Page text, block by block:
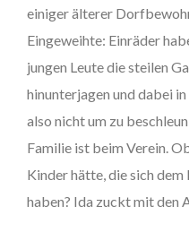
einiger älterer
Eingeweihte: Einräder
jungen Leute die steilen
hinunterjagen und dabei
also nicht um zu
Familie ist beim Verein.
Kinder hätte, die sich
haben? Ida zuckt mit den